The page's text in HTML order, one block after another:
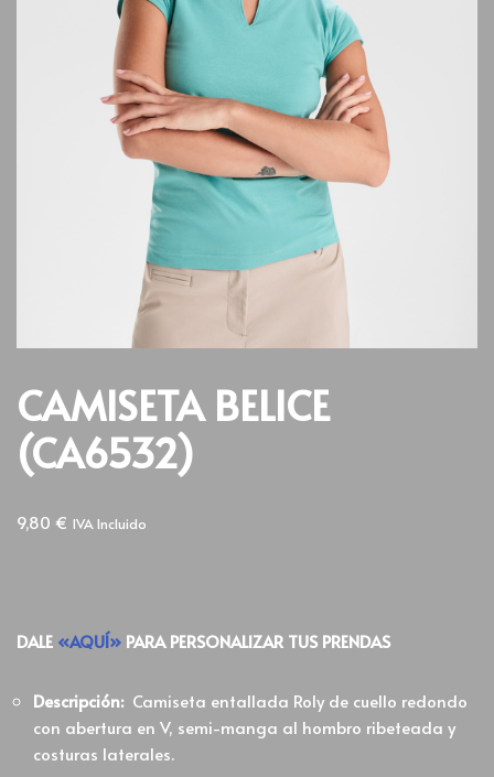
CAMISETA BELICE
(CA6532)
9,80 € IVA Incluido
DALE «AQUÍ» PARA PERSONALIZAR TUS PRENDAS
Descripción: Camiseta entallada Roly de cuello redondo
con abertura en V, semi-manga al hombro ribeteada y
costuras laterales.